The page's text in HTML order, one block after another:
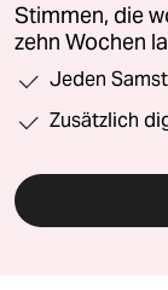
Stimmen, die
zehn Wochen
Jeden
Zusätzlich